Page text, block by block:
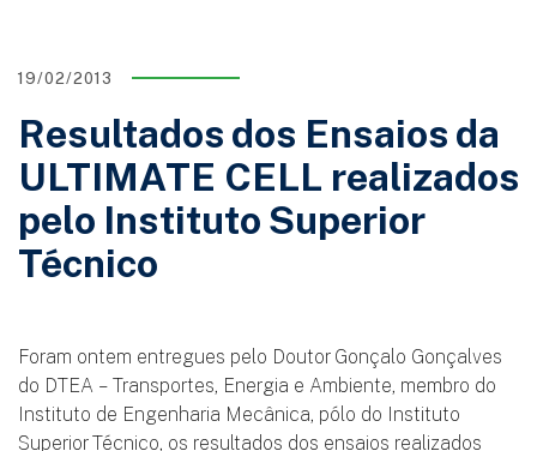
19/02/2013
Resultados dos Ensaios da
ULTIMATE CELL realizados
pelo Instituto Superior
Técnico
Foram ontem entregues pelo Doutor Gonçalo Gonçalves
do DTEA – Transportes, Energia e Ambiente, membro do
Instituto de Engenharia Mecânica, pólo do Instituto
Superior Técnico, os resultados dos ensaios realizados